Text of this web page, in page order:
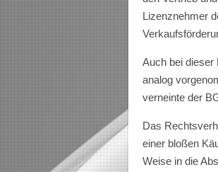
Lizenznehmer
Auch bei dieser
analog
verneinte der
Das
einer bloßen
Weise in die